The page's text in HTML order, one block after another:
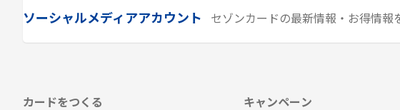
ソーシャルメディアアカウント セゾンカードの最新情報 ・お得情報
カードをつくる キャンペーン